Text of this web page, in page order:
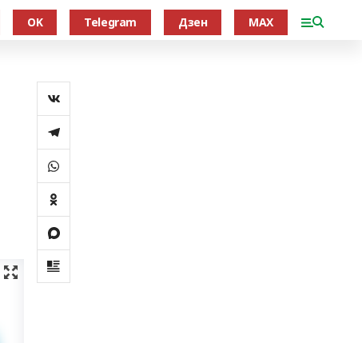
OK Telegram Дзен MAX